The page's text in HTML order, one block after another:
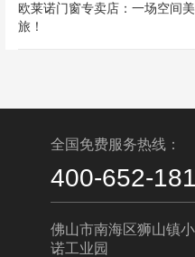
欧莱诺门窗专卖店：一场空间
旅！
全国免费服务热线：
400-652-
佛山市南海区狮山镇
诺工业园